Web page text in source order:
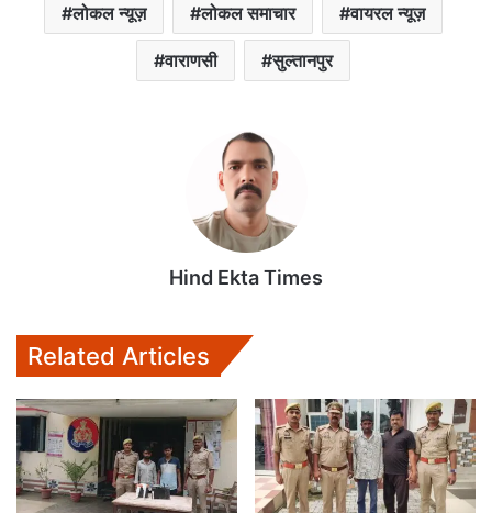
लोकल न्यूज़ लोकल समाचार वायरल न्यूज़
वाराणसी सुल्तानपुर
Hind Ekta Times
Related Articles